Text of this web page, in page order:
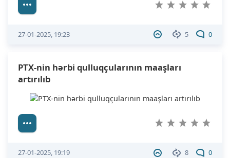
5 0
27-01-2025, 19:23
PTX-nin hərbi qulluqçularının maaşları
artırılıb
8 0
27-01-2025, 19:19